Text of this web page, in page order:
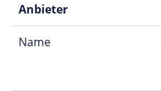
Anbieter
Name